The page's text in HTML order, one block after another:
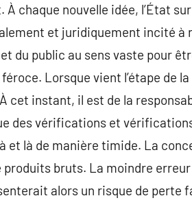
À chaque nouvelle idée, l’État
et juridiquement incité à
du public au sens vaste pour
Lorsque vient l’étape de
cet instant, il est de la
des vérifications et
et là de manière timide. La
bruts. La moindre
alors un risque de perte